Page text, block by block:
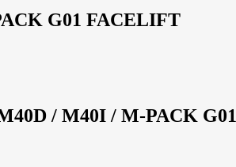
G01 FACELIFT
/ M40I / M-PACK G01